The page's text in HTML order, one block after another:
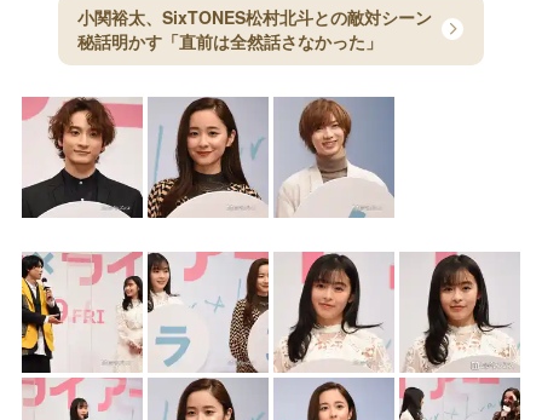
小関裕太、SixTONES松村北斗との敵対シーン
秘話明かす「直前は全然話さなかった」